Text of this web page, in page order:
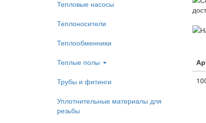
Тепловые насосы
Теплоносители
Теплообменники
Теплые полы
Трубы и фитинги
Уплотнительные материалы для
резьбы